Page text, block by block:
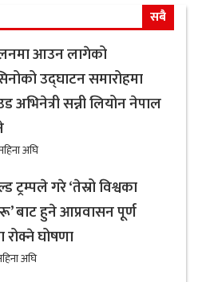
सबै
आउन लागेको
उद्घाटन समारोहमा
अभिनेत्री सन्नी लियोन नेपाल
अघि
ट्रम्पले गरे ‘तेस्रो विश्वका
बाट हुने आप्रवासन पूर्ण
रोक्ने घोषणा
अघि